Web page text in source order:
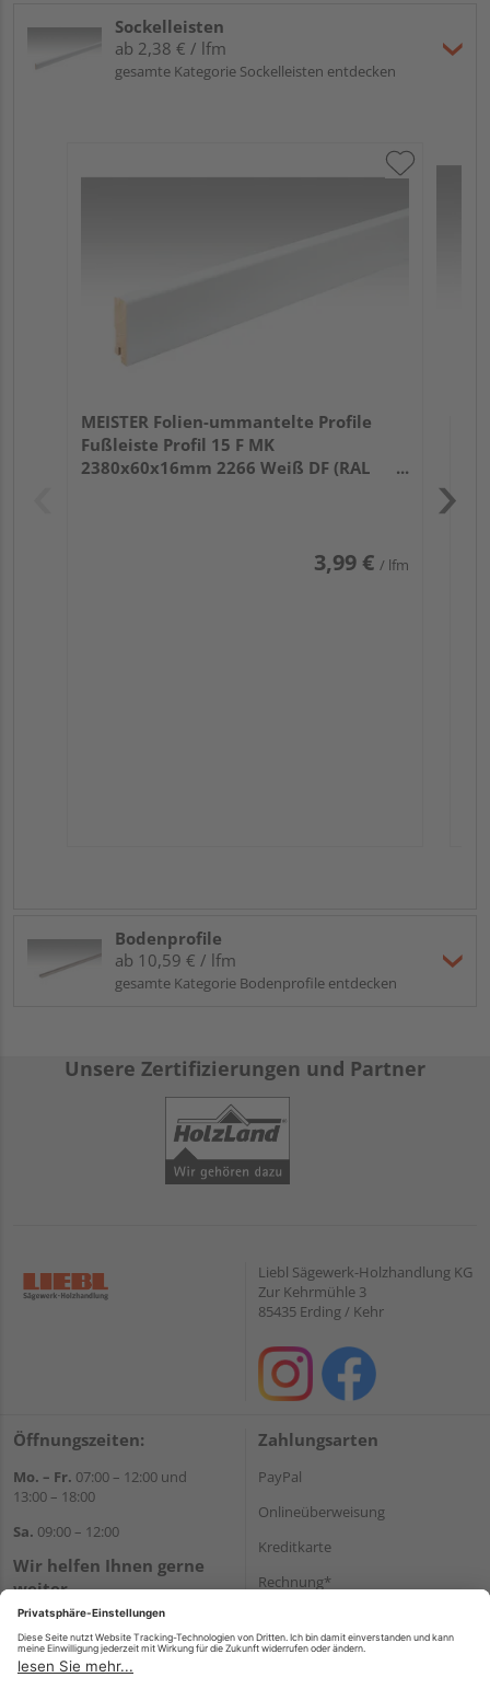
Sockelleisten
ab 2,38 € / lfm
gesamte Kategorie Sockelleisten entdecken
MEISTER Folien-ummantelte Profile
Fußleiste Profil 15 F MK
2380x60x16mm 2266 Weiß DF (RAL
3,99 € / lfm
Bodenprofile
ab 10,59 € / lfm
gesamte Kategorie Bodenprofile entdecken
Unsere Zertifizierungen und Partner
Liebl Sägewerk-Holzhandlung KG
Zur Kehrmühle 3
85435 Erding / Kehr
Öffnungszeiten:
Mo. – Fr. 07:00 – 12:00 und
13:00 – 18:00
Sa. 09:00 – 12:00
Wir helfen Ihnen gerne
weiter
Tel.:+49 8122 14197
E-Mail:vertrieb@holz-liebl.de
Zahlungsarten
PayPal
Onlineüberweisung
Kreditkarte
Rechnung*
Versand